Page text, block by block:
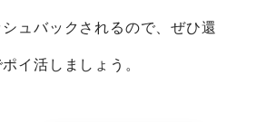
ュバックされるので、ぜひ還
イ活しましょう。